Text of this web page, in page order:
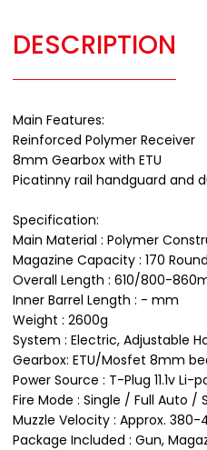
DESCRIPTION
Main Features:
Reinforced Polymer Receiver
8mm Gearbox with ETU
Picatinny rail handguard and
Specification:
Main Material : Polymer
Magazine Capacity : 170
Overall Length : 610/800-
Inner Barrel Length : - mm
Weight : 2600g
System : Electric, Adjustable
Gearbox: ETU/Mosfet 8mm
Power Source : T-Plug 11.1v
Fire Mode : Single / Full Auto /
Muzzle Velocity : Approx. 380-
Package Included : Gun,